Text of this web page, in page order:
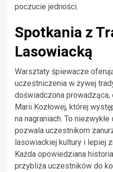
poczucie jedności.
Spotkania z
Lasowiacką
Warsztaty śpiewacze
uczestniczenia w żywej
doświadczona
Marii Kozłowej, której
na nagraniach. To
pozwala uczestnikom
lasowiackiej kultury i lepiej
Każda opowiedziana
przybliża uczestników do